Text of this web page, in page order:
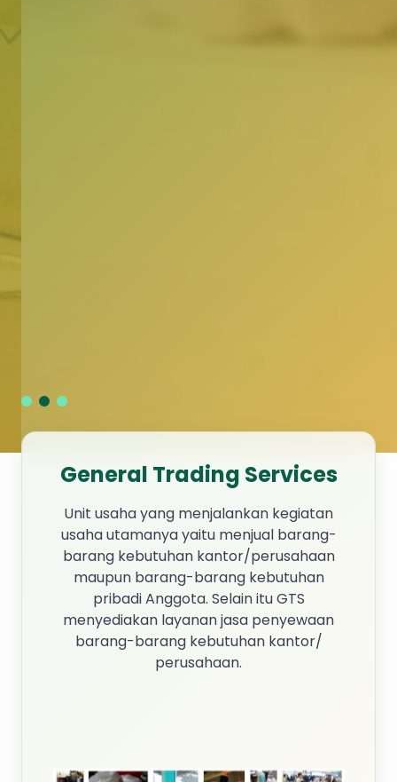
General Trading Services
Unit usaha yang menjalankan kegiatan
usaha utamanya yaitu menjual barang-
barang kebutuhan kantor/perusahaan
maupun barang-barang kebutuhan
pribadi Anggota. Selain itu GTS
menyediakan layanan jasa penyewaan
barang-barang kebutuhan kantor/
perusahaan.